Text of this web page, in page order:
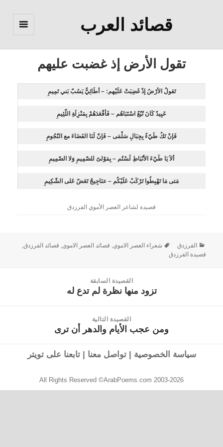
قصائد العرب
تقول الأرض إذ غضبت عليهم
تَقولُ الأرْضُ إذْ غَضِبَتْ عَلَيْهم: – أطَائِيٌّ يَسُبّ بَني تَمِيمِ
عَبِيدٌ كَانَ تُبّعٌ اسْتَبَاهُم – فَأقْعَدَهُمْ بِمَنْزِلَةِ اللّئِيمِ
فَإنْ تَكُ طَيّءٌ بِجِبَالِ سَلْمَى – فَإنّ لَنَا الفَضَاءَ مع النّجُومِ
ألاَ يَا طَيّءَ الأنْبَاطِ لَسْتُم – بِمَوْلىً للصّمِيمِ وَلا الصّمِيمِ
مَتى مَا تَهْبِطُوا تَرْكَبْ عَلَيْكُم – عنَاجِيجٌ تَعَضّ عَلى الشّكِيمِ
قصيدة لشاعر العصر الأموي الفرزدق
الفرزدق شعراء العصر الاموي, قصائد العصر الاموي, قصائد الفرزدق,
قصيدة الفرزدق
القصيدة السابقة
تزود منها نظرة لم تدع له
القصيدة التالية
ومن عجب الأيام والدهر أن ترى
سياسة الخصوصية |تواصل معنا |تابعنا على تويتر
All Rights Reserved ©ArabPoems.com 2003-2026